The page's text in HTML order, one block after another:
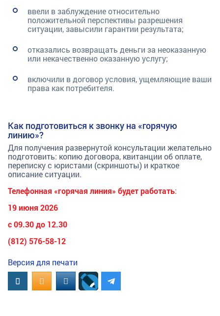
ввели в заблуждение относительно
положительной перспективы разрешения
ситуации, завысили гарантии результата;
отказались возвращать деньги за неоказанную
или некачественно оказанную услугу;
включили в договор условия, ущемляющие ваши
права как потребителя.
Как подготовиться к звонку на «горячую
линию»?
Для получения развернутой консультации желательно
подготовить: копию договора, квитанции об оплате,
переписку с юристами (скриншоты) и краткое
описание ситуации.
Телефонная «горячая линия» будет работать:
19 июня 2026
с 09.30 до 12.30
(812) 576-58-12
Версия для печати
ВконтактеOK.RUMAIL.RU